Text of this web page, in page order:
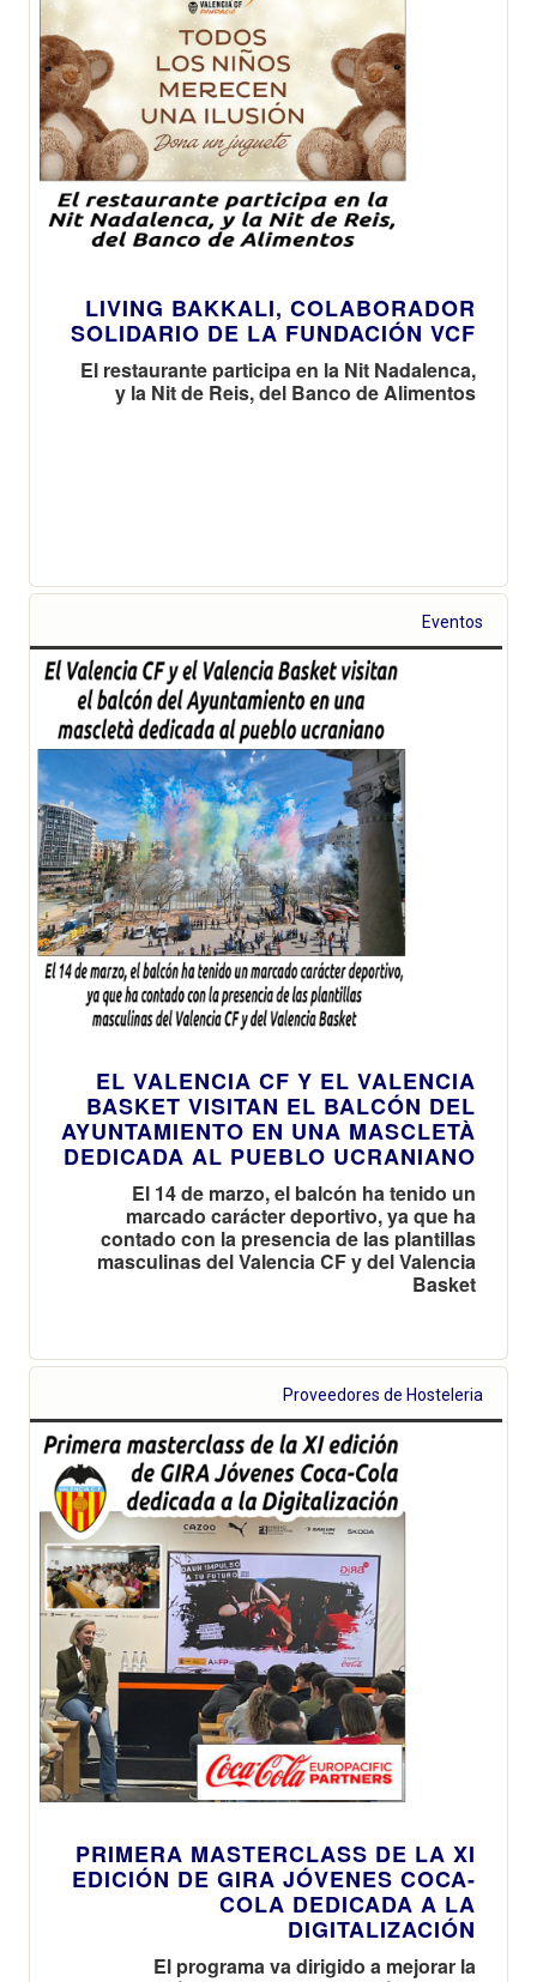
LIVING BAKKALI, COLABORADOR
SOLIDARIO DE LA FUNDACIÓN VCF
El restaurante participa en la Nit Nadalenca,
y la Nit de Reis, del Banco de Alimentos
Eventos
EL VALENCIA CF Y EL VALENCIA
BASKET VISITAN EL BALCÓN DEL
AYUNTAMIENTO EN UNA MASCLETÀ
DEDICADA AL PUEBLO UCRANIANO
El 14 de marzo, el balcón ha tenido un
marcado carácter deportivo, ya que ha
contado con la presencia de las plantillas
masculinas del Valencia CF y del Valencia
Basket
Proveedores de Hosteleria
PRIMERA MASTERCLASS DE LA XI
EDICIÓN DE GIRA JÓVENES COCA-
COLA DEDICADA A LA
DIGITALIZACIÓN
El programa va dirigido a mejorar la